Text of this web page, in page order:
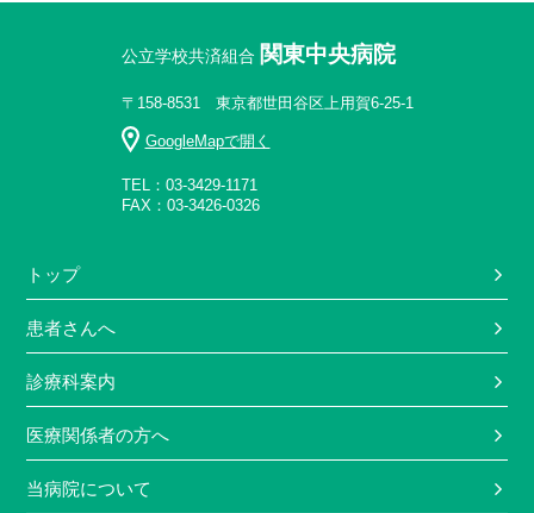
公立学校共済組合 関東中央病院
〒158-8531 東京都世田谷区上用賀6-25-1
GoogleMapで開く
TEL：03-3429-1171
FAX：03-3426-0326
トップ
患者さんへ
診療科案内
医療関係者の方へ
当病院について